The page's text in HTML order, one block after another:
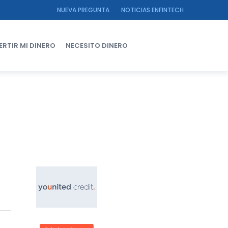
NUEVA PREGUNTA NOTICIAS ENFINTECH
MI DINERO NECESITO DINERO